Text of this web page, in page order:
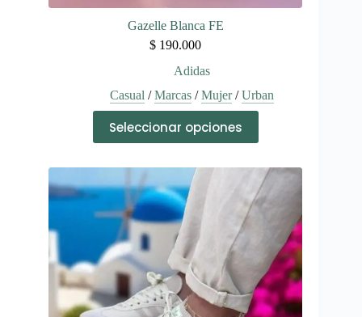
Gazelle Blanca FE
$ 190.000
Adidas
Casual /Marcas/Mujer/Urban
Seleccionar opciones
producto
tiene
variantes.
Las
opciones
se
pueden
elegir
en
la
página
de